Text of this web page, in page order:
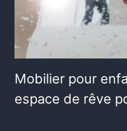
Mobilier pour
espace de rêve